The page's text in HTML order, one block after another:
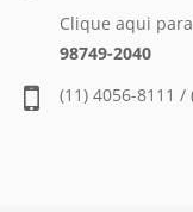
Clique aqui
98749-2040
(11) 4056-8111 /